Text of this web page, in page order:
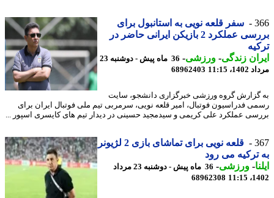
سفر قلعه نویی به استانبول برای
بررسی عملکرد 2 بازیکن ایرانی حاضر در
زندگی-ورزشی-
36 ماه پیش - دوشنبه 23
11:15
68962403
گروه ورزشی خبرگزاری دانشجو، سایت
فدراسیون فوتبال، امیر قلعه نویی، سرمربی تیم ملی فوتبال ایران برای
عملکرد علی کریمی و سیدمجید حسینی در دیدار تیم های کایسری اسپور ...
قلعه نویی برای تماشای بازی 2 لژیونر
می رود
-ورزشی-
36 ماه پیش - دوشنبه 23 مرداد
68962308